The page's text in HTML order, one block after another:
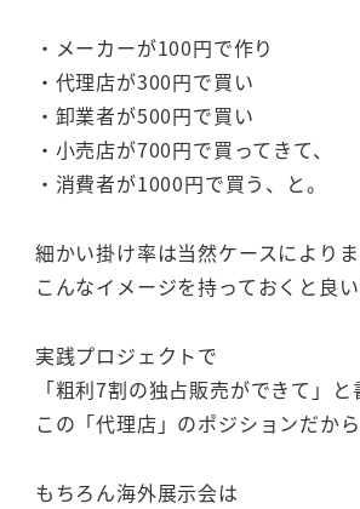
・メーカーが100円で作り
・代理店が300円で買い
・卸業者が500円で買い
・小売店が700円で買ってきて、
・消費者が1000円で買う、と。
細かい掛け率は当然ケースにより
こんなイメージを持っておくと良い
実践プロジェクトで
「粗利7割の独占販売ができて」
この「代理店」のポジションだから
もちろん海外展示会は